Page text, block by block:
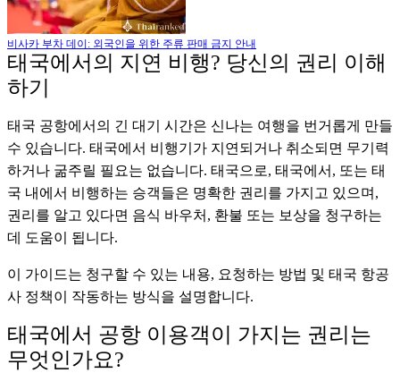
비사카 부차 데이: 외국인을 위한 주류 판매 금지 안내
태국에서의 지연 비행? 당신의 권리 이해
하기
태국 공항에서의 긴 대기 시간은 신나는 여행을 번거롭게 만들
수 있습니다. 태국에서 비행기가 지연되거나 취소되면 무기력
하거나 굶주릴 필요는 없습니다. 태국으로, 태국에서, 또는 태
국 내에서 비행하는 승객들은 명확한 권리를 가지고 있으며,
권리를 알고 있다면 음식 바우처, 환불 또는 보상을 청구하는
데 도움이 됩니다.
이 가이드는 청구할 수 있는 내용, 요청하는 방법 및 태국 항공
사 정책이 작동하는 방식을 설명합니다.
태국에서 공항 이용객이 가지는 권리는
무엇인가요?